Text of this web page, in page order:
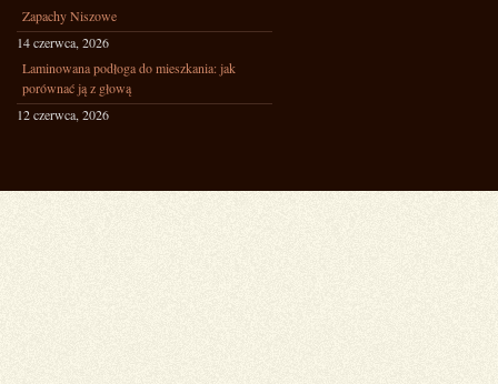
Zapachy Niszowe
14 czerwca, 2026
Laminowana podłoga do mieszkania: jak
porównać ją z głową
12 czerwca, 2026